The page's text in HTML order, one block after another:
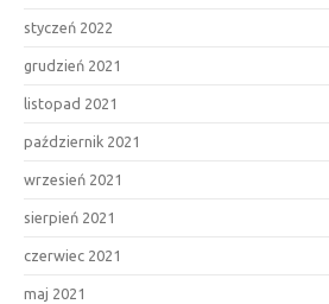
styczeń 2022
grudzień 2021
listopad 2021
październik 2021
wrzesień 2021
sierpień 2021
czerwiec 2021
maj 2021